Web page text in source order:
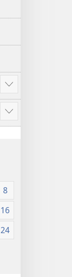
Songa
mambu
mingi
Songa
mambu
8
16
24